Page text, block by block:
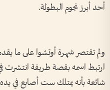
أحد أبرز نجوم البطولة.
ولم تقتصر شهرة أوتشوا على ما
ارتبط اسمه بقصة طريفة انتشرت
شائعة بأنه يمتلك ست أصابع في